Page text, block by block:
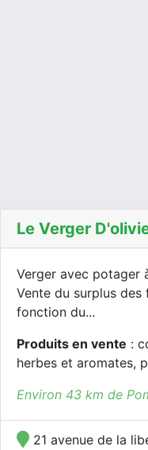
Le Verger
Verger avec potager
Vente du surplus des
fonction du...
Produits en vente :
herbes et aromates,
Environ 43 km de
21 avenue de la